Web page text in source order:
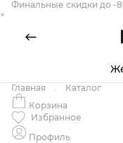
Финальные скидки до -
×
Главная
Каталог
Корзина
Избранное
Профиль